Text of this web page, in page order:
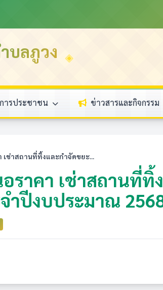
บลภูวง
ารประชาชน ข่าวสารและกิจกรรม
ช่าสถานที่ทิ้งและกำจัดขยะ...
ราคา เช่าสถานที่ทิ้
ำปีงบประมาณ